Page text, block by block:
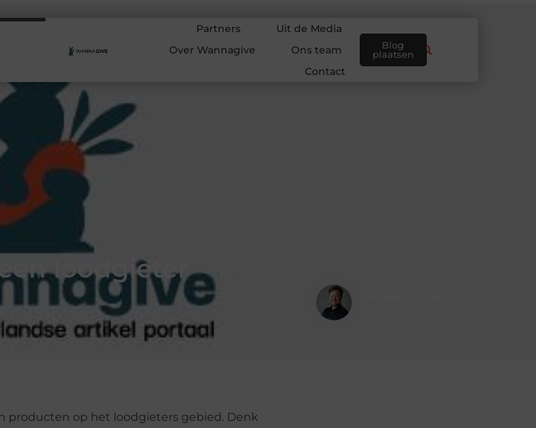
Partners
Uit de Media
Over Wannagive
Ons team
Contact
Blog
plaatsen
loodgieter
producten op het loodgieters gebied. Denk